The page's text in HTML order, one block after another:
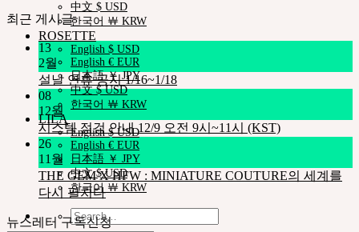
中文 $ USD
한국어 ￦ KRW
ROSETTE
English $ USD
English € EUR
日本語 ￥ JPY
中文 $ USD
한국어 ￦ KRW
LILA
English $ USD
English € EUR
日本語 ￥ JPY
中文 $ USD
한국어 ￦ KRW
Search
for:
최근 게시글
13
2월
설날 연휴 공지 1/16~1/18
08
12월
시스템 점검 안내 12/9 오전 9시~11시 (KST)
26
11월
THE GEM X HFW : MINIATURE COUTURE의 세계를
다시 펼치다
뉴스레터 구독신청